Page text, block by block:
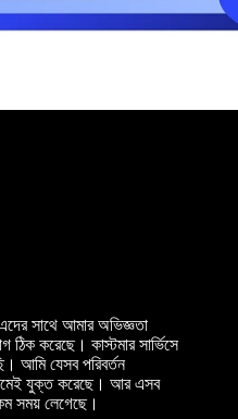
সাথে আমার অভিজ্ঞতা
করেছে। কাস্টমার সার্ভিসে
আমি যেসব পরিবর্তন
যুক্ত করেছে। আর এসব
সময় লেগেছে।